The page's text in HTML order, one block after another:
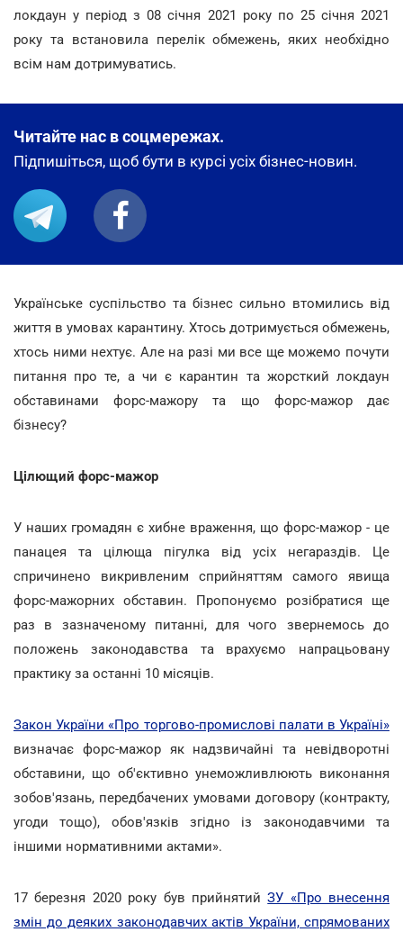
локдаун у період з 08 січня 2021 року по 25 січня 2021
року та встановила перелік обмежень, яких необхідно
всім нам дотримуватись.
Читайте нас в соцмережах.
Підпишіться, щоб бути в курсі усіх бізнес-новин.
Українське суспільство та бізнес сильно втомились від
життя в умовах карантину. Хтось дотримується обмежень,
хтось ними нехтує. Але на разі ми все ще можемо почути
питання про те, а чи є карантин та жорсткий локдаун
обставинами форс-мажору та що форс-мажор дає
бізнесу?
Цілющий форс-мажор
У наших громадян є хибне враження, що форс-мажор - це
панацея та цілюща пігулка від усіх негараздів. Це
спричинено викривленим сприйняттям самого явища
форс-мажорних обставин. Пропонуємо розібратися ще
раз в зазначеному питанні, для чого звернемось до
положень законодавства та врахуємо напрацьовану
практику за останні 10 місяців.
Закон України «Про торгово-промислові палати в Україні»
визначає форс-мажор як надзвичайні та невідворотні
обставини, що об'єктивно унеможливлюють виконання
зобов'язань, передбачених умовами договору (контракту,
угоди тощо), обов'язків згідно із законодавчими та
іншими нормативними актами».
17 березня 2020 року був прийнятийЗУ «Про внесення
змін до деяких законодавчих актів України, спрямованих